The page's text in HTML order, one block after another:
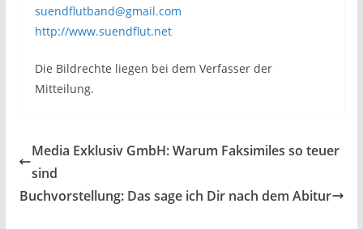
suendflutband@gmail.com
http://www.suendflut.net
Die Bildrechte liegen bei dem Verfasser der
Mitteilung.
Media Exklusiv GmbH: Warum Faksimiles so teuer
sind
Buchvorstellung: Das sage ich Dir nach dem Abitur